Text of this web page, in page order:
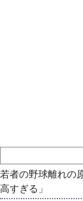
若者の野球離れの
高すぎる」